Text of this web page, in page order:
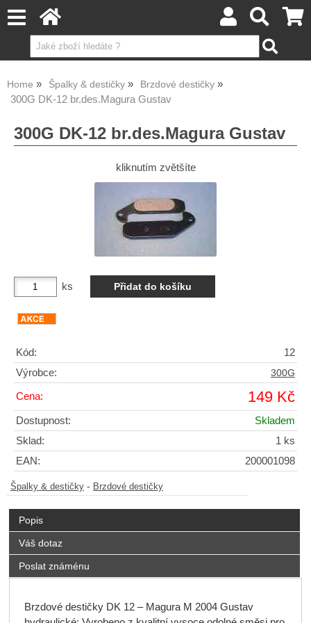
Home Špalky & destičky Brzdové destičky
300G DK-12 br.des.Magura Gustav
300G DK-12 br.des.Magura Gustav
kliknutím zvětšíte
ks
Kód:
12
Výrobce:
300G
Cena: 149 Kč
Dostupnost:
Skladem
Sklad:
1 ks
EAN:
200001098
Špalky & destičky - Brzdové destičky
Popis
Váš dotaz
Poslat známénu
Brzdové destičky DK 12 – Magura M 2004 Gustav